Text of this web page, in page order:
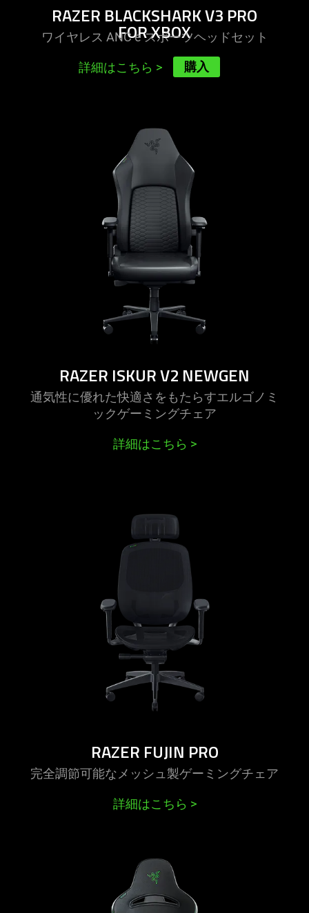
RAZER BLACKSHARK V3 PRO
FOR XBOX
ワイヤレス ANC e スポーツヘッドセ ット
詳細はこちら > 購入
more
-
razer
iskur
v2
newgen
RAZER ISKUR V2 NEWGEN
通気性に優れた快適さをもたらすエルゴノミ
ックゲーミングチェア
詳細はこちら >
more
-
razer
RAZER FUJIN PRO
完全調節可能なメッシュ製ゲーミングチェア
詳細はこちら >
learn
more
-
razer